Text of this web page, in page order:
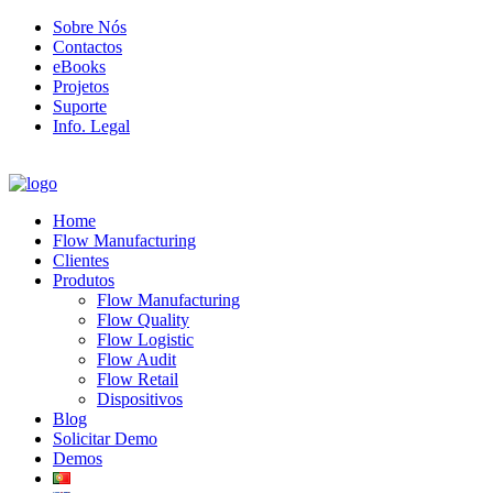
Sobre Nós
Contactos
eBooks
Projetos
Suporte
Info. Legal
Home
Flow Manufacturing
Clientes
Produtos
Flow Manufacturing
Flow Quality
Flow Logistic
Flow Audit
Flow Retail
Dispositivos
Blog
Solicitar Demo
Demos